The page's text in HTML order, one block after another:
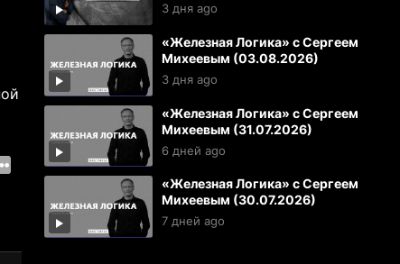
3 дня ago
«Железная Логика» с Сергеем
Михеевым (03.08.2026)
3 дня ago
«Железная Логика» с Сергеем
Михеевым (31.07.2026)
6 дней ago
«Железная Логика» с Сергеем
Михеевым (30.07.2026)
7 дней ago